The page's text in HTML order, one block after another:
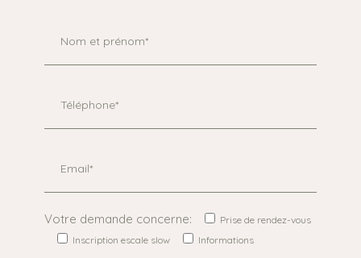
Votre demande concerne:
Prise de rendez-vous
Inscription escale slow
Informations